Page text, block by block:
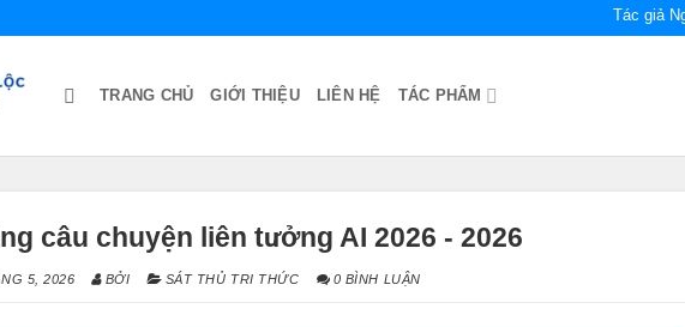
Tác giả
TRANG CHỦ GIỚI THIỆU LIÊN HỆ TÁC PHẨM
câu chuyện liên tưởng AI 2026 - 2026
5, 2026 BỞI SÁT THỦ TRI THỨC 0 BÌNH LUẬN